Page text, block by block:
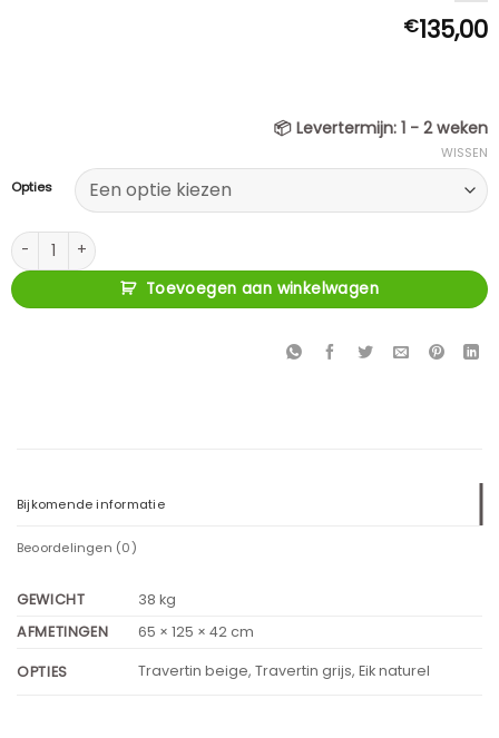
€135,00
📦 Levertermijn: 1 - 2 weken
Opties
WISSEN
New - Salontafel Litar Decor aantal
Toevoegen aan winkelwagen
Bijkomende informatie
Beoordelingen (0)
GEWICHT
38 kg
AFMETINGEN
65 × 125 × 42 cm
OPTIES Travertin beige, Travertin grijs, Eik naturel